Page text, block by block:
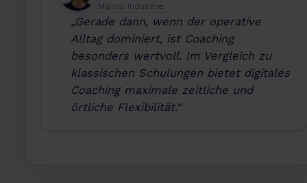
Migros Industrie
„Gerade dann, wenn der operative
Alltag dominiert, ist Coaching
besonders wertvoll. Im Vergleich zu
klassischen Schulungen bietet digitales
Coaching maximale zeitliche und
örtliche Flexibilität.“